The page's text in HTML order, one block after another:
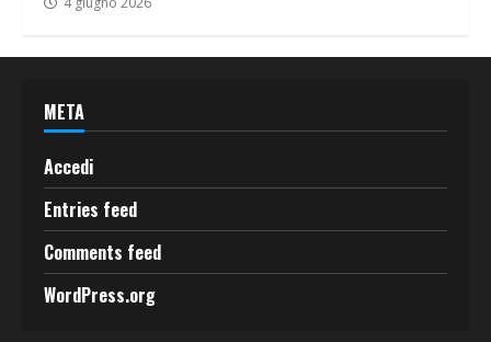
META
Accedi
Entries feed
Comments feed
WordPress.org